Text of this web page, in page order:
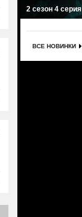
2 сезон 4 серия
ВСЕ НОВИНКИ